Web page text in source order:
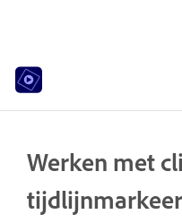
Werken met